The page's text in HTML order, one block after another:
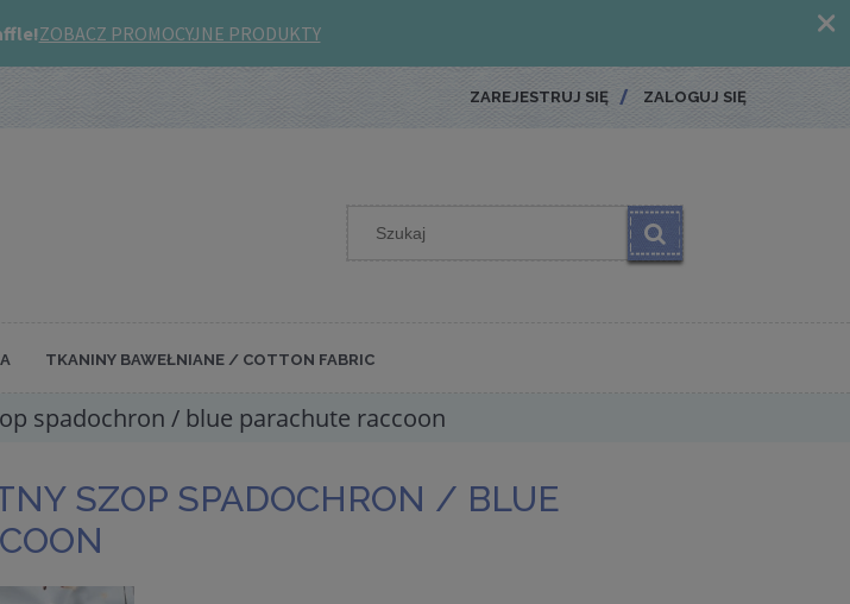
ZAREJESTRUJ SIĘ ZALOGUJ SIĘ
TKANINY BAWEŁNIANE / COTTON FABRIC
spadochron / blue parachute raccoon
SZOP SPADOCHRON / BLUE